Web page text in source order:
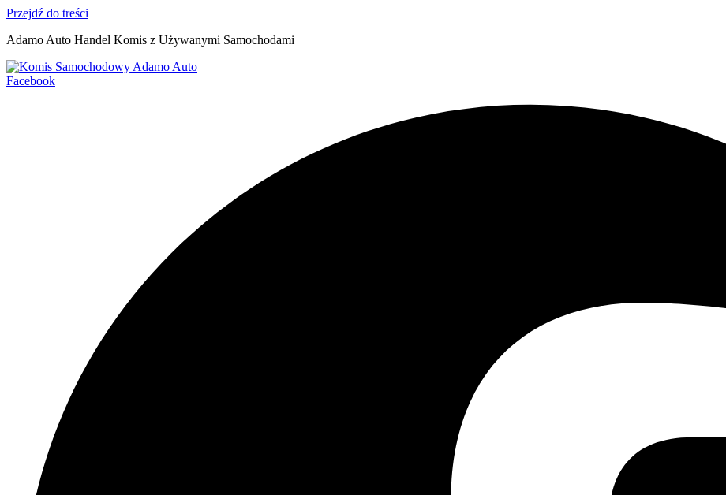
Przejdź do treści
Adamo Auto Handel Komis z Używanymi Samochodami
Facebook